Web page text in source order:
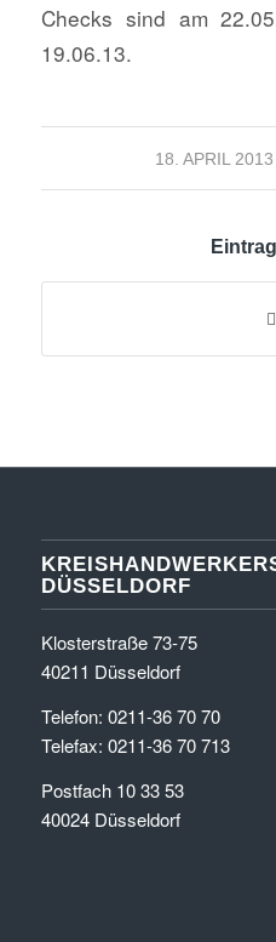
Checks sind am
19.06.13.
18. APRIL 2013
/
DÜSSELDORF
Klosterstraße 73-75
40211 Düsseldorf
Telefon: 0211-36 70 70
Telefax: 0211-36 70 713
Postfach 10 33 53
40024 Düsseldorf